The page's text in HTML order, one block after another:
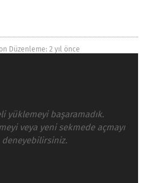
Düzenleme: 2 yıl önce
yüklemeyi başaramadık.
veya yeni sekmede açmayı
deneyebilirsiniz.